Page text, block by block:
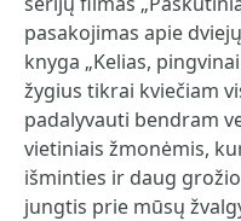
pasakojimas apie
knyga „Kelias,
žygius tikrai kviečiam
padalyvauti bendram
vietiniais žmonėmis,
išminties ir daug
jungtis prie mūsų